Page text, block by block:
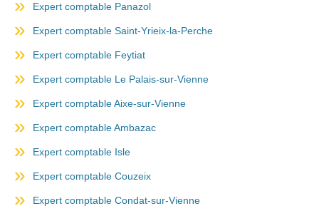
Expert comptable Panazol
Expert comptable Saint-Yrieix-la-Perche
Expert comptable Feytiat
Expert comptable Le Palais-sur-Vienne
Expert comptable Aixe-sur-Vienne
Expert comptable Ambazac
Expert comptable Isle
Expert comptable Couzeix
Expert comptable Condat-sur-Vienne